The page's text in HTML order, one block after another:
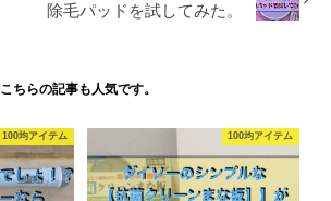
除毛パッドを試してみた。
こちらの記事も人気です。
100均アイテム 100均アイテム